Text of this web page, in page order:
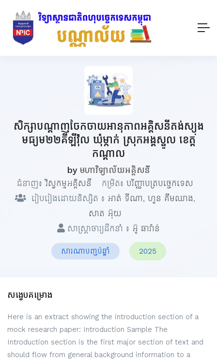
សិក្សាបណ្ដាញចែកចាយអានុភាពអគ្គិសនីតង់ស្យុង
មធ្យម២២គីឡីវ៉ុល ឃុំម្កាក់ ស្រុកអង្គស្នួល ខេត្ត
កណ្តាល
by មហាវិទ្យាល័យអគ្គិសនី
ជំនាញ៖វិស្វកម្មអគ្គិសនី កម្រិត៖ បរិញ្ញាបត្របច្ចេកទេស
រៀបរៀងដោយនិស្សិត ៖ អាត់ ទីណា, ហួន គីមឈាង,
សាត អ៊ុយ
សាស្ត្រាចារ្យដឹកនាំ ៖ អ៊ូ ឆារ៉ាន់
សារណាបញ្ចប់ឆ្នាំ 2025
សង្ខេបគម្រោង
Here is an extract showing the introduction section of a
mock research paper: Introduction Sample The
Introduction section is the first major section of text and
should flow from general background information to a